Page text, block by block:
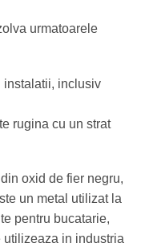
urmatoarele
instalatii, inclusiv
rugina cu un strat
oxid de fier negru,
un metal utilizat la
pentru bucatarie,
utilizeaza in industria